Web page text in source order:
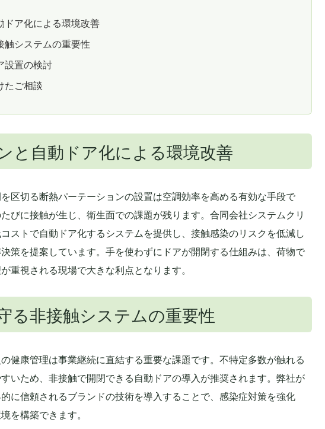
ドア化による環境改善
触システムの重要性
設置の検討
たご相談
と自動ドア化による環境改善
区切る断熱パーテーションの設置は空調効率を高める有効な手段で
びに接触が生じ、衛生面での課題が残ります。合同会社システムクリ
ストで自動ドア化するシステムを提供し、接触感染のリスクを低減し
策を提案しています。手を使わずにドアが開閉する仕組みは、荷物で
重視される現場で大きな利点となります。
る非接触システムの重要性
健康管理は事業継続に直結する重要な課題です。不特定多数が触れる
いため、非接触で開閉できる自動ドアの導入が推奨されます。弊社が
に信頼されるブランドの技術を導入することで、感染症対策を強化
を構築できます。